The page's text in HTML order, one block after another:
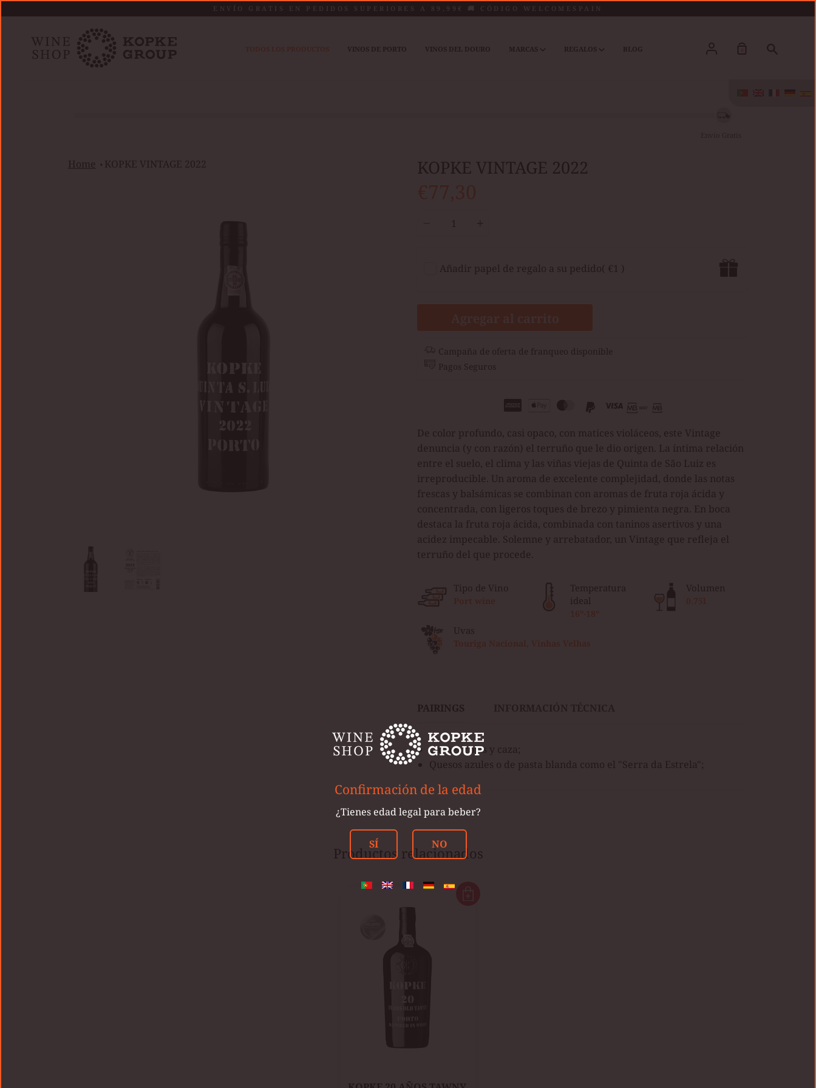
contenido
ENVÍO GRATIS EN PEDIDOS SUPERIORES A 89,99€ 🚚 CÓDIGO WELCOMESPAIN
VINOS DE PORTO VINOS DEL DOURO MARCAS REGALOS BLOG Conta
Home KOPKE VINTAGE 2022 KOPKE VINTAGE 2022
Añadir papel de regalo a su pedido( €1 )
Campaña de oferta de franqueo disponible
Pagos Seguros
De color profundo, casi opaco, con matices violáceos, este Vintage
denuncia (y con razón) el terruño que le dio origen. La íntima relación
entre el suelo, el clima y las viñas viejas de Quinta de São Luiz es
irreproducible. Un aroma de excelente complejidad, donde las notas
frescas y balsámicas se combinan con aromas de fruta roja ácida y
concentrada, con ligeros toques de brezo y pimienta negra. En boca
destaca la fruta roja ácida, combinada con taninos asertivos y una
acidez impecable. Solemne y arrebatador, un Vintage que refleja el
terruño del que procede.
Tipo de Vino
Temperatura
ideal
Volumen
Uvas
PAIRINGS
Carnes rojas y caza;
Quesos azules o de pasta blanda como el "Serra da Estrela";
Productos relacionados
Confirmación de la edad
¿Tienes edad legal para beber?
SÍ NO